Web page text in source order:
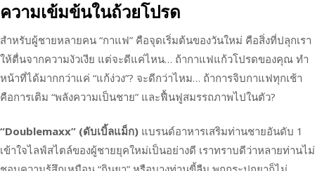
ความเข้มข้นในถ้วยโปรด
สำหรับผู้ชายหลายคน “กาแฟ” คือจุดเริ่มต้นของวันใหม่ คือสิ่งที่ปลุกเรา
ให้ตื่นจากความงัวเงีย แต่จะดีแค่ไหน… ถ้ากาแฟแก้วโปรดของคุณ ทำ
หน้าที่ได้มากกว่าแค่ “แก้ง่วง”? จะดีกว่าไหม… ถ้าการจิบกาแฟทุกเช้า
คือการเติม “พลังความเป็นชาย” และฟื้นฟูสมรรถภาพไปในตัว?
“Doublemaxx” (ดับเบิ้ลแม็ก) แบรนด์อาหารเสริมท่านชายอันดับ 1
เข้าใจไลฟ์สไตล์ของผู้ชายยุคใหม่เป็นอย่างดี เราทราบดีว่าหลายท่านไม่